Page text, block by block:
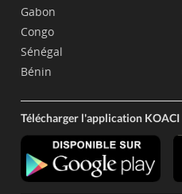
Gabon
Congo
Sénégal
Bénin
Télécharger l'application KOACI